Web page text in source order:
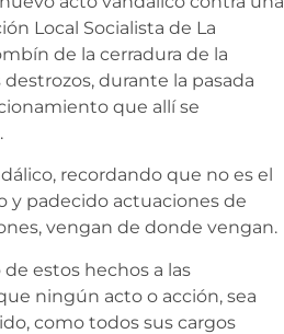
Local Socialista de La
de la cerradura de la
durante la pasada
que allí se
recordando que no es el
y padecido actuaciones de
vengan de donde vengan.
estos hechos a las
ningún acto o acción, sea
como todos sus cargos